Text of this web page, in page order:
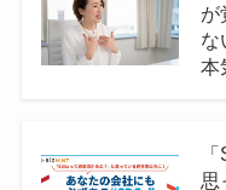
が
な
本
思